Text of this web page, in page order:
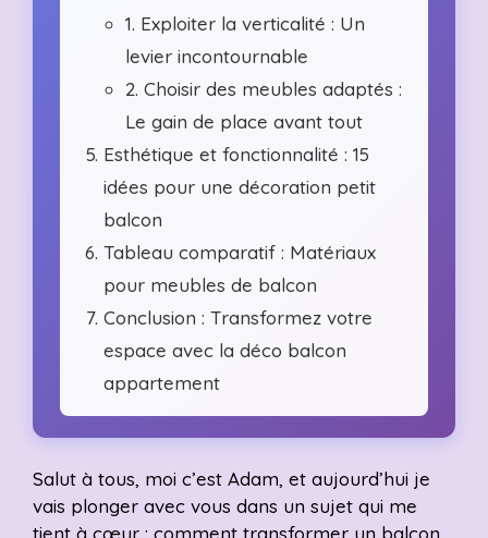
1. Exploiter la verticalité : Un
levier incontournable
2. Choisir des meubles adaptés :
Le gain de place avant tout
Esthétique et fonctionnalité : 15
idées pour une décoration petit
balcon
Tableau comparatif : Matériaux
pour meubles de balcon
Conclusion : Transformez votre
espace avec la déco balcon
appartement
Salut à tous, moi c’est Adam, et aujourd’hui je
vais plonger avec vous dans un sujet qui me
tient à cœur : comment transformer un balcon